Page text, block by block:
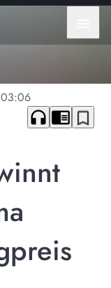
03:06
headphones chrome_reader_mode bookmark_border